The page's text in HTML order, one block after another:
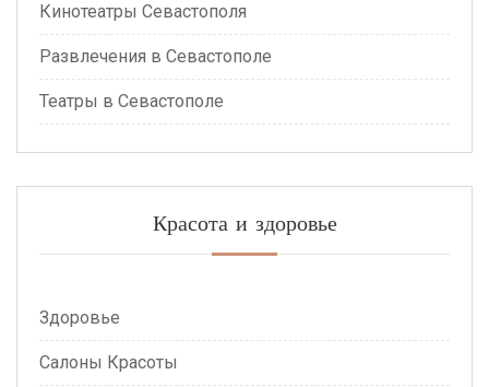
Кинотеатры Севастополя
Развлечения в Севастополе
Театры в Севастополе
Красота и здоровье
Здоровье
Салоны Красоты